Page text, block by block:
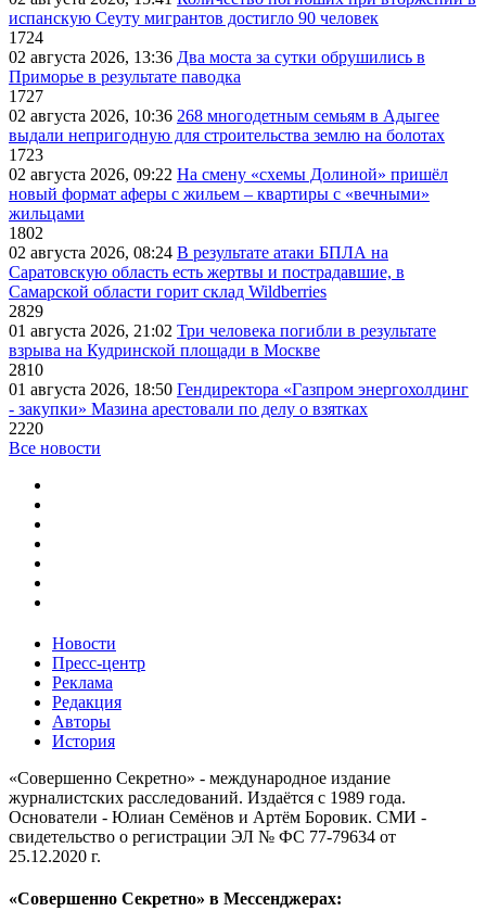
испанскую Сеуту мигрантов достигло 90 человек
1724
02 августа 2026, 13:36 Два моста за сутки обрушились в
Приморье в результате паводка
1727
02 августа 2026, 10:36 268 многодетным семьям в Адыгее
выдали непригодную для строительства землю на болотах
1723
02 августа 2026, 09:22 На смену «схемы Долиной» пришёл
новый формат аферы с жильем – квартиры с «вечными»
жильцами
1802
02 августа 2026, 08:24 В результате атаки БПЛА на
Саратовскую область есть жертвы и пострадавшие, в
Самарской области горит склад Wildberries
2829
01 августа 2026, 21:02 Три человека погибли в результате
взрыва на Кудринской площади в Москве
2810
01 августа 2026, 18:50 Гендиректора «Газпром энергохолдинг
- закупки» Мазина арестовали по делу о взятках
2220
Все новости
Новости
Пресс-центр
Реклама
Редакция
Авторы
История
«Совершенно Секретно» - международное издание
журналистских расследований. Издаётся с 1989 года.
Основатели - Юлиан Семёнов и Артём Боровик. CМИ -
свидетельство о регистрации ЭЛ № ФС 77-79634 от
25.12.2020 г.
«Совершенно Секретно» в Мессенджерах: